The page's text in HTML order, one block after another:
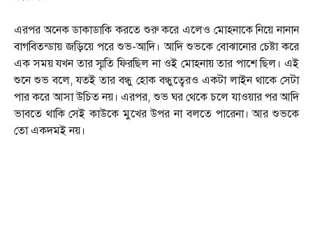
এরপর অনেক ডাকাডাকি করতে শুরু করে এলেও মোহনাকে নিয়ে নানান
বাগবিতন্ডায় জড়িয়ে পরে শুভ-আদি। আদি শুভকে বোঝানোর চেষ্টা করে
এক সময় যখন তার স্মৃতি ফিরছিল না ওই মোহনায় তার পাশে ছিল। এই
শুনে শুভ বলে, যতই তার বন্ধু হোক বন্ধুত্বেরও একটা লাইন থাকে সেটা
পার করে আসা উচিত নয়। এরপর, শুভ ঘর থেকে চলে যাওয়ার পর আদি
ভাবতে থাকি সেই কাউকে মুখের উপর না বলতে পারেনা। আর শুভকে
তো একদমই নয়।